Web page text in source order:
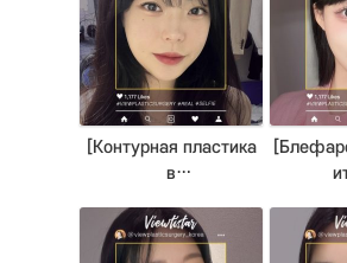
[Контурная пластика
в
еление жира под
глазами+Липофилинг
Park